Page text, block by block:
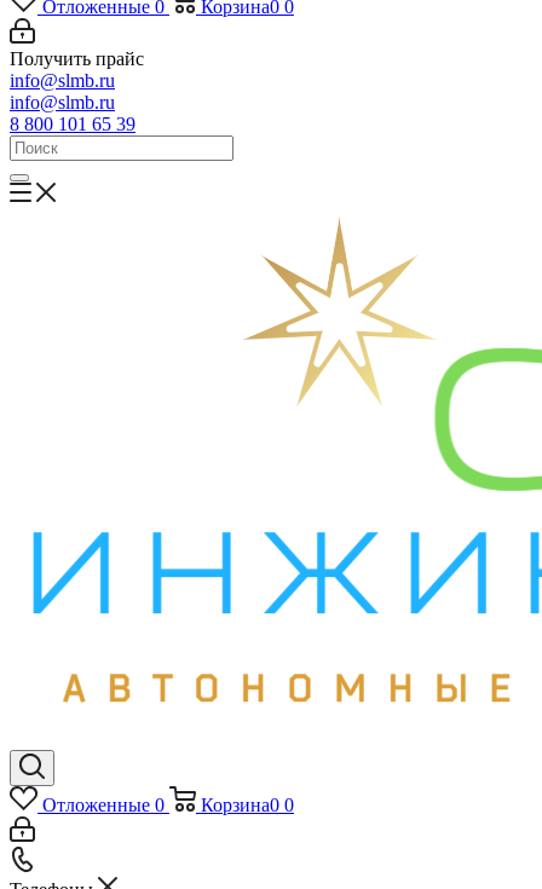
Отложенные 0 Корзина0 0
Получить прайс
info@slmb.ru
info@slmb.ru
8 800 101 65 39
Отложенные 0 Корзина0 0